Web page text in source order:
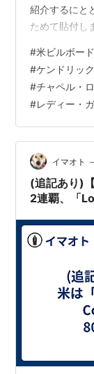
紹介するにと
ためて貼付し
ントリー公開
付できなかっ
す。) 現地時
日付米ビルボ
月6日)。ケン
#米ビルボード
#ケンドリッ
#チャペル・
#レディー・
イマオト
(追記あり)
2連覇、「